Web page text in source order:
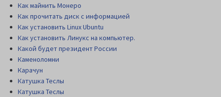
Как майнить Монеро
Как прочитать диск c информацией
Как установить Linux Ubuntu
Как установить Линукс на компьютер.
Какой будет президент России
Каменоломни
Карачун
Катушка Теслы
Катушка Теслы